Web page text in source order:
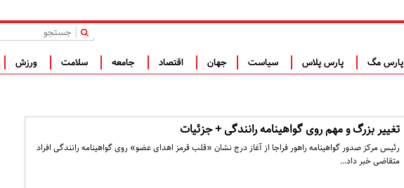
|
پارس مگ پارس پلاس سیاست جهان اقتصاد جامعه سلامت ورزش
تغییر بزرگ و مهم روی گواهینامه رانندگی + جزئیات
رئیس مرکز صدور گواهینامه راهور فراجا از آغاز درج نشان «قلب قرمز اهدای عضو» روی گواهینامه رانندگی افراد
متقاضی خبر داد…